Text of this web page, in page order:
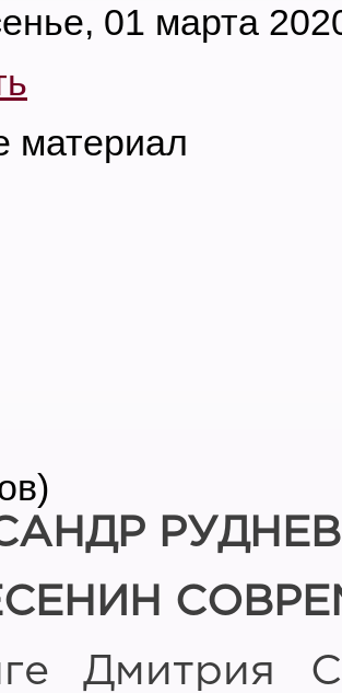
01 марта
материал
РУДНЕВ
Дмитрия